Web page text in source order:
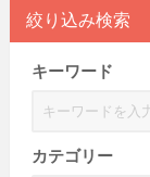
絞り込み検索
キーワード
カテゴリー